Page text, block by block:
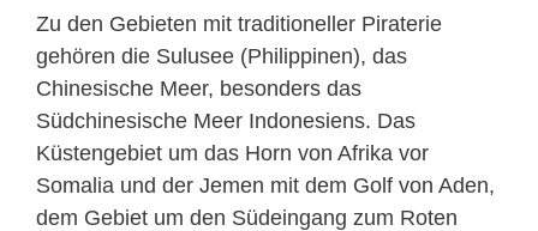
Zu den Gebieten mit traditioneller Piraterie
gehören die Sulusee (Philippinen), das
Chinesische Meer, besonders das
Südchinesische Meer Indonesiens. Das
Küstengebiet um das Horn von Afrika vor
Somalia und der Jemen mit dem Golf von Aden,
dem Gebiet um den Südeingang zum Roten